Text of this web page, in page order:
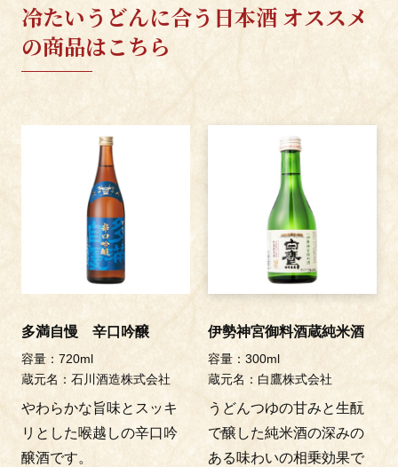
冷たいうどんに合う日本酒 オススメ
の商品はこちら
多満自慢 辛口吟醸
容量：720ml
蔵元名：石川酒造株式会社
やわらかな旨味とスッキ
リとした喉越しの辛口吟
醸酒です。
伊勢神宮御料酒蔵純米酒
容量：300ml
蔵元名：白鷹株式会社
うどんつゆの甘みと生酛
で醸した純米酒の深みの
ある味わいの相乗効果で